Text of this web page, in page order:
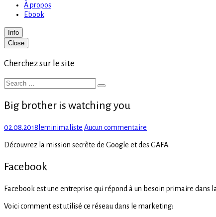
À propos
Ebook
Info
Primary
Sidebar
Close
Cherchez sur le site
Search
Search
Big brother is watching you
Posted
02.08.2018 Author
leminimaliste Aucun commentaire
brother
Découvrez la mission secrète de Google et des GAFA.
Facebook
Facebook est une entreprise qui répond à un besoin primaire dans
Voici comment est utilisé ce réseau dans le marketing: